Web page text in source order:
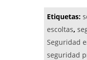
Etiquetas:
escoltas,
Seguridad
seguridad